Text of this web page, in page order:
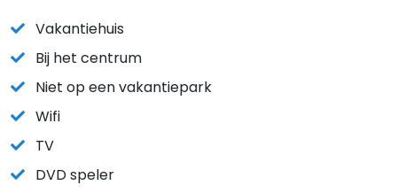
Vakantiehuis
Bij het centrum
Niet op een vakantiepark
Wifi
TV
DVD speler